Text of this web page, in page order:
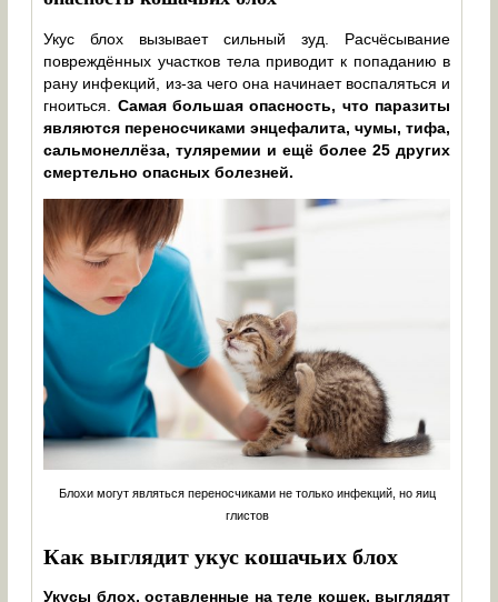
Укус блох вызывает сильный зуд. Расчёсывание
повреждённых участков тела приводит к попаданию в
рану инфекций, из-за чего она начинает воспаляться и
гноиться. Самая большая опасность, что паразиты
являются переносчиками энцефалита, чумы, тифа,
сальмонеллёза, туляремии и ещё более 25 других
смертельно опасных болезней.
Блохи могут являться переносчиками не только инфекций, но яиц
глистов
Как выглядит укус кошачьих блох
Укусы блох, оставленные на теле кошек, выглядят